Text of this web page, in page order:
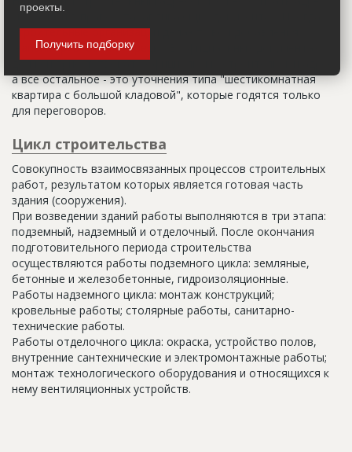
указанный в правоустанавливающих документах. Иногда
строительные организации делают свои добавления
(например, вторая очередь). В официальных документах
должен присутствовать официальный строительный адрес,
а все остальное - это уточнения типа "шестикомнатная
квартира с большой кладовой", которые годятся только
для переговоров.
Цикл строительства
Совокупность взаимосвязанных процессов строительных
работ, результатом которых является готовая часть
здания (сооружения).
При возведении зданий работы выполняются в три этапа:
подземный, надземный и отделочный. После окончания
подготовительного периода строительства
осуществляются работы подземного цикла: земляные,
бетонные и железобетонные, гидроизоляционные.
Работы надземного цикла: монтаж конструкций;
кровельные работы; столярные работы, санитарно-
технические работы.
Работы отделочного цикла: окраска, устройство полов,
внутренние сантехнические и электромонтажные работы;
монтаж технологического оборудования и относящихся к
нему вентиляционных устройств.
проекты.
Получить подборку